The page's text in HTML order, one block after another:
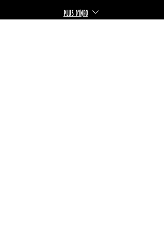
Plus d'info